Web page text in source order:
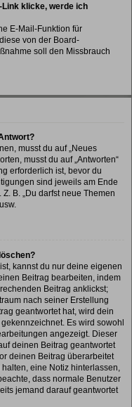
Link klicke, werde ich
E-Mail-Funktion für
von der Board-
soll den Missbrauch
musst du auf „Neues
musst du auf „Antworten“
erforderlich ist, bevor du
sind jeweils am Ende
B. „Du darfst neue Themen
kannst du nur deine eigenen
Beitrag bearbeiten, indem
Beitrag anklickst;
nach seiner Erstellung
geantwortet hat, wird dein
Es wird sowohl
angezeigt. Dieser
deinen Beitrag geantwortet
deinen Beitrag überarbeitet
eine Notiz hinterlassen,
dass normale Benutzer
jemand darauf geantwortet